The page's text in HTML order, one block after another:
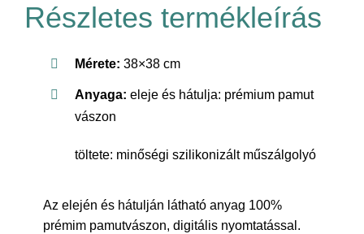
Részletes termékleírás
Mérete: 38×38 cm
Anyaga: eleje és hátulja: prémium pamut
vászon
töltete: minőségi szilikonizált műszálgolyó
Az elején és hátulján látható anyag 100%
prémim pamutvászon, digitális nyomtatással.